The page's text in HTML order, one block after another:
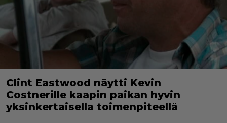
Clint Eastwood näytti Kevin
Costnerille kaapin paikan hyvin
yksinkertaisella toimenpiteellä